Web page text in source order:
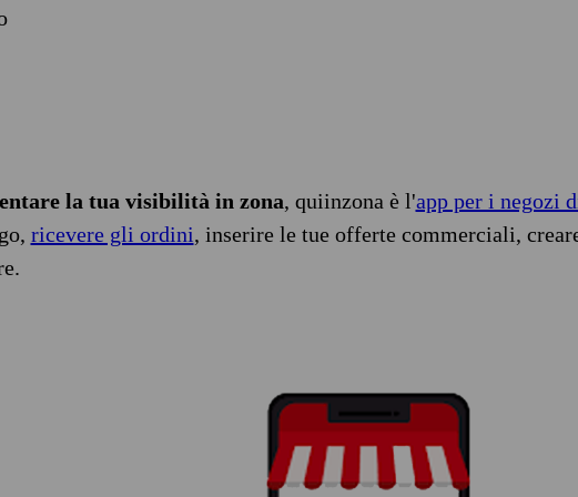
la tua visibilità in zona, quiinzona è l'app per i negozi
ricevere gli ordini, inserire le tue offerte commerciali,